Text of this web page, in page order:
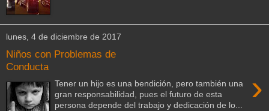
lunes, 4 de diciembre de 2017
Niños con Problemas de
Conducta
›
Tener un hijo es una bendición, pero también una
gran responsabilidad, pues el futuro de esta
persona depende del trabajo y dedicación de lo...